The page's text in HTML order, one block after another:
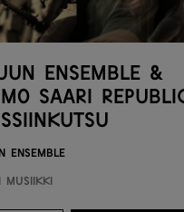
Ensemble &
Saari
Ensemble
Musiikki